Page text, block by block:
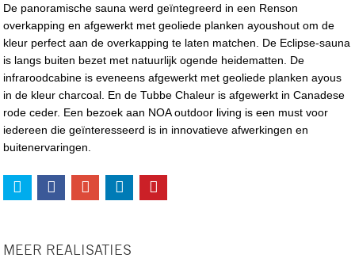
De panoramische sauna werd geïntegreerd in een Renson
overkapping en afgewerkt met geoliede planken ayoushout om de
kleur perfect aan de overkapping te laten matchen. De Eclipse-sauna
is langs buiten bezet met natuurlijk ogende heidematten. De
infraroodcabine is eveneens afgewerkt met geoliede planken ayous
in de kleur charcoal. En de Tubbe Chaleur is afgewerkt in Canadese
rode ceder. Een bezoek aan NOA outdoor living is een must voor
iedereen die geïnteresseerd is in innovatieve afwerkingen en
buitenervaringen.
MEER REALISATIES